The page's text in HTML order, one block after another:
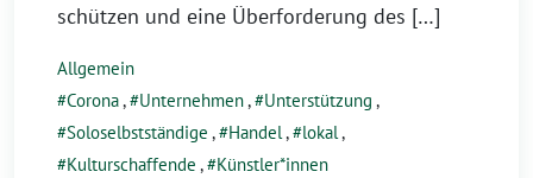
schützen und eine Überforderung des […]
Allgemein
Corona, Unternehmen, Unterstützung ,
Soloselbstständige , Handel, lokal,
Kulturschaffende , Künstler*innen